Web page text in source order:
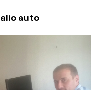
auto